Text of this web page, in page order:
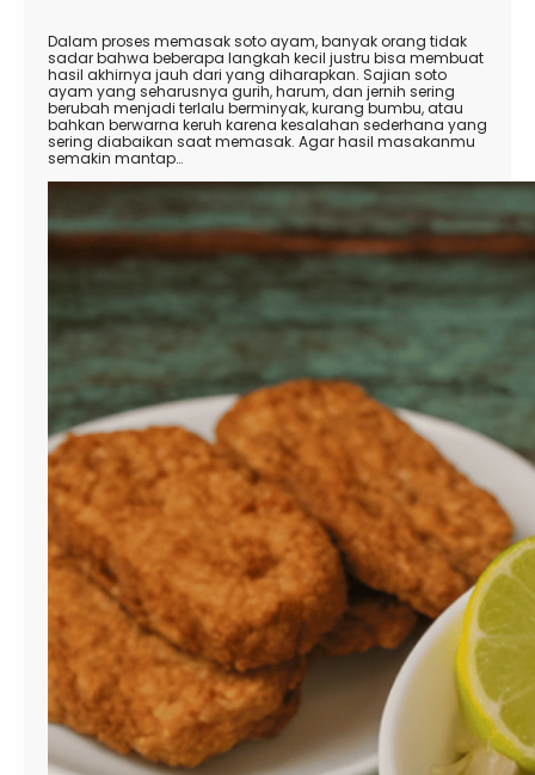
Dalam proses memasak soto ayam, banyak orang tidak
sadar bahwa beberapa langkah kecil justru bisa membuat
hasil akhirnya jauh dari yang diharapkan. Sajian soto
ayam yang seharusnya gurih, harum, dan jernih sering
berubah menjadi terlalu berminyak, kurang bumbu, atau
bahkan berwarna keruh karena kesalahan sederhana yang
sering diabaikan saat memasak. Agar hasil masakanmu
semakin mantap…